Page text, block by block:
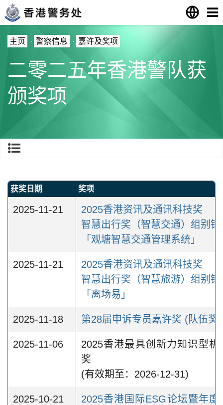
主页 · 警察信息 · 嘉许及奖项
二零二五年香港警队获
颁奖项
获奖日期 奖项
2025-11-21
2025香港资讯及通讯科技奖
智慧出行奖（智慧交通）组别铜
「观塘智慧交通管理系统」
2025-11-21
2025香港资讯及通讯科技奖
智慧出行奖（智慧旅游）组别铜
「离场易」
2025-11-18 第28届申诉专员嘉许奖 (队伍奖)
2025-11-06
2025香港最具创新力知识型机
奖
(有效期至：2026-12-31)
2025-10-21
2025香港国际ESG论坛暨年度